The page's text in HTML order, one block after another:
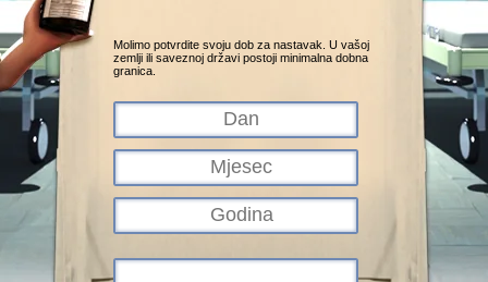
Molimo potvrdite svoju dob za nastavak. U vašoj
zemlji ili saveznoj državi postoji minimalna dobna
granica.